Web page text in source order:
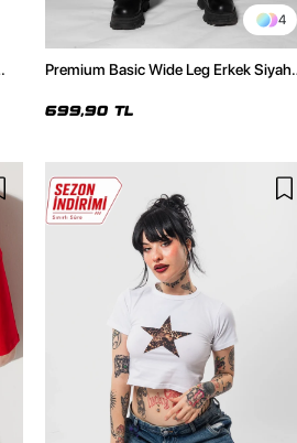
4
Premium Basic Wide Leg Erkek Siyah
699,90 TL